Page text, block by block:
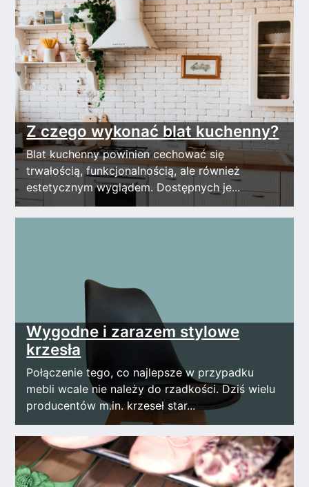
Z czego wykonać blat kuchenny?
Blat kuchenny powinien cechować się
trwałością, funkcjonalnością, ale również
estetycznym wyglądem. Dostępnych je...
Wygodne i zarazem stylowe
krzesła
Połączenie tego, co najlepsze w przypadku
mebli wcale nie należy do rzadkości. Dziś wielu
producentów m.in. krzeseł star...